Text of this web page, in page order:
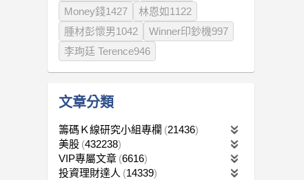
Money錢1427
林恩如1122
腫材彭懷男1042
Winner印鈔機997
李珣廷 Terence946
文章分類
籌碼Ｋ線研究小組專欄
21436
美股 432238
VIP專屬文章 6616
投資理財達人
14339